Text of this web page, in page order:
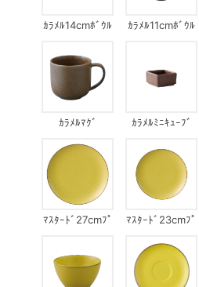
ｶﾗﾒﾙ14cmﾎﾞｳﾙ ｶﾗﾒﾙ11cmﾎﾞｳﾙ
ｶﾗﾒﾙﾏｸﾞ ｶﾗﾒﾙﾐﾆｷｭｰﾌﾞ
ﾏｽﾀｰﾄﾞ27cmﾌﾟ
ﾏｽﾀｰﾄﾞ23cmﾌﾟ